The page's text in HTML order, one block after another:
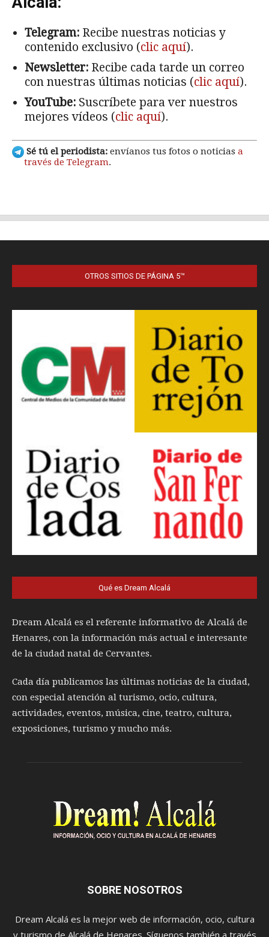
OTROS SITIOS DE PÁGINA 5™
Qué es Dream Alcalá
Dream Alcalá es el referente informativo de Alcalá de
Henares, con la información más actual e interesante
de la ciudad natal de Cervantes.
Cada día publicamos las últimas noticias de la ciudad,
con especial atención al turismo, ocio, cultura,
actividades, eventos, música, cine, teatro, cultura,
exposiciones, turismo y mucho más.
SOBRE NOSOTROS
Dream Alcalá es la mejor web de información, ocio, cultura